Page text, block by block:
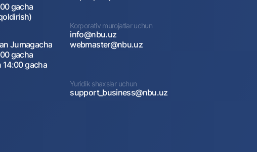
gacha
Jumagacha
gacha
14:00 gacha
Korporativ murojatlar uchun
info@nbu.uz
webmaster@nbu.uz
Yuridik shaxslar uchun
support_business@nbu.uz